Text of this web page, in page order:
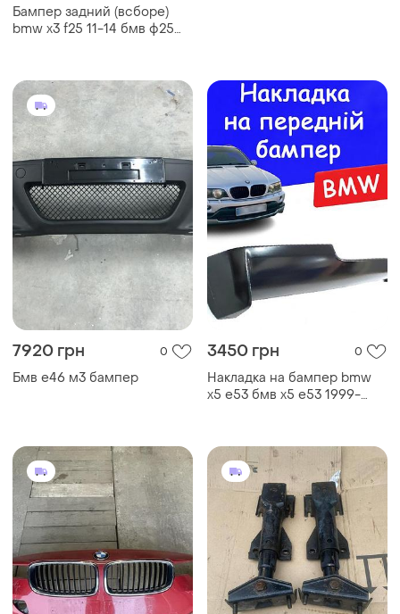
Бампер задний (всборе)
bmw x3 f25 11-14 бмв ф25
7920 грн 0
Бмв е46 м3 бампер
3450 грн 0
Накладка на бампер bmw
x5 e53 бмв х5 е53 1999-
покраску